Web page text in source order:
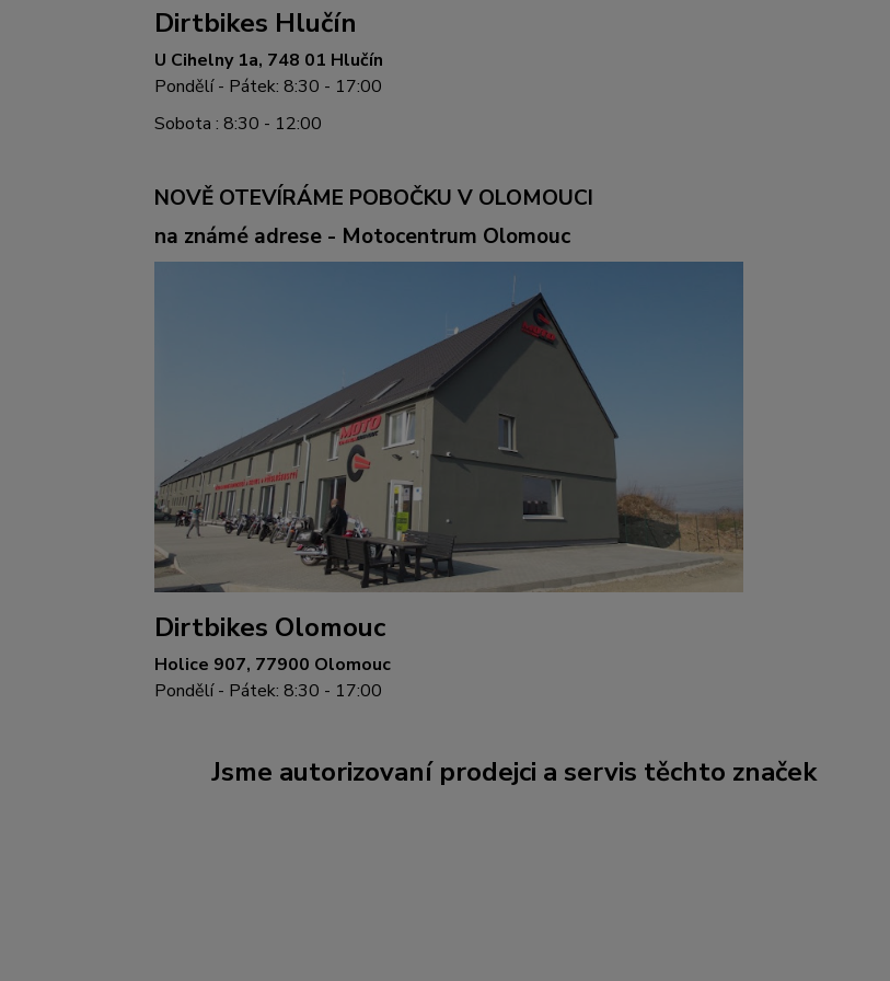
Dirtbikes Hlučín
U Cihelny 1a, 748 01 Hlučín
Pondělí - Pátek: 8:30 - 17:00
Sobota : 8:30 - 12:00
NOVĚ OTEVÍRÁME POBOČKU V OLOMOUCI
na známé adrese - Motocentrum Olomouc
Dirtbikes Olomouc
Holice 907, 77900 Olomouc
Pondělí - Pátek: 8:30 - 17:00
Jsme autorizovaní prodejci a servis těchto značek